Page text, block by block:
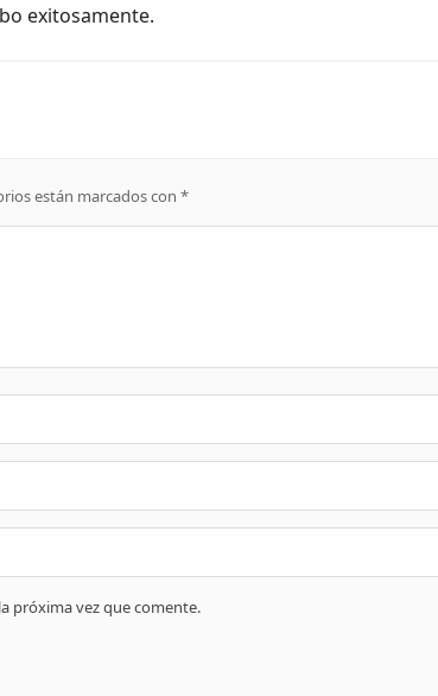
exitosamente.
están marcados con *
próxima vez que comente.